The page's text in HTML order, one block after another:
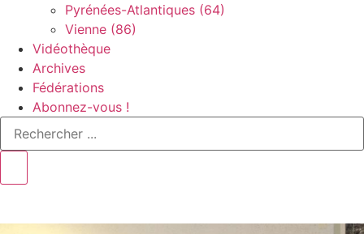
Pyrénées-Atlantiques (64)
Vienne (86)
Vidéothèque
Archives
Fédérations
Abonnez-vous !